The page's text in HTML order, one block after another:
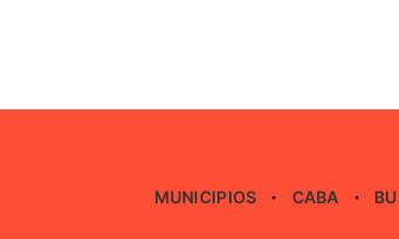
MUNICIPIOS CABA